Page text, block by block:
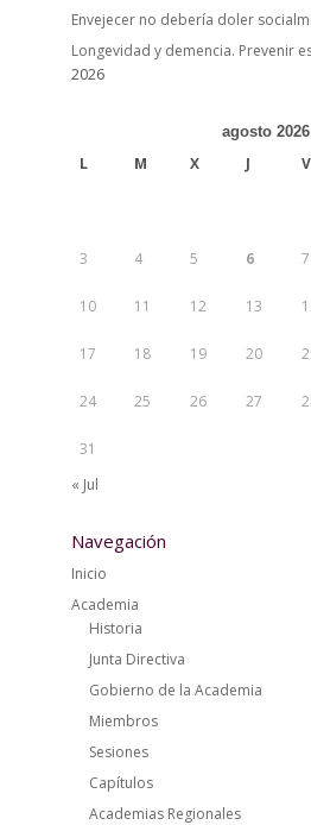
Envejecer no debería doler
Longevidad y demencia. Prevenir
2026
agosto 2026
L M X J V
3 4 5 6 7
10 11 12 13
17 18 19 20
24 25 26 27
31
« Jul
Navegación
Inicio
Academia
Historia
Junta Directiva
Gobierno de la Academia
Miembros
Sesiones
Capítulos
Academias Regionales